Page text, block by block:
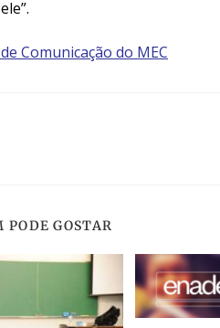
Comunicação do MEC
PODE GOSTAR